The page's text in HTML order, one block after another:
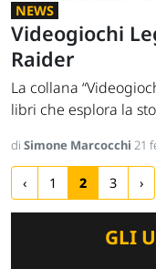
NEWS
Videogiochi
Raider
La collana
libri che esplora la
di Simone Marcocchi 21
‹ 1 2 3 ›
GLI